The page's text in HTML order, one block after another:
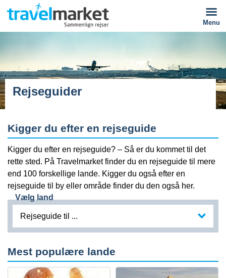
Menu
Rejseguider
Kigger du efter en rejseguide
Kigger du efter en rejseguide? – Så er du kommet til det
rette sted. På Travelmarket finder du en rejseguide til mere
end 100 forskellige lande. Kigger du også efter en
rejseguide til by eller område finder du den også her.
Vælg land
Rejseguide til ...
Mest populære lande